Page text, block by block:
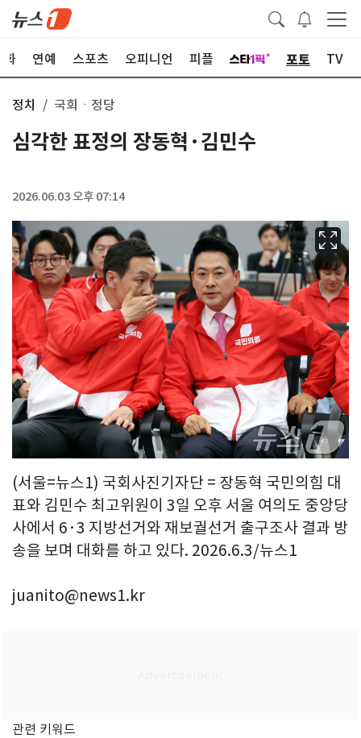
화 연예 스포츠 오피니언 피플 포토 TV
정치 국회ㆍ정당
심각한 표정의 장동혁·김민수
2026.06.03 오후 07:14
(서울=뉴스1) 국회사진기자단 = 장동혁 국민의힘 대
표와 김민수 최고위원이 3일 오후 서울 여의도 중앙당
사에서 6·3 지방선거와 재보궐선거 출구조사 결과 방
송을 보며 대화를 하고 있다. 2026.6.3/뉴스1
juanito@news1.kr
관련 키워드